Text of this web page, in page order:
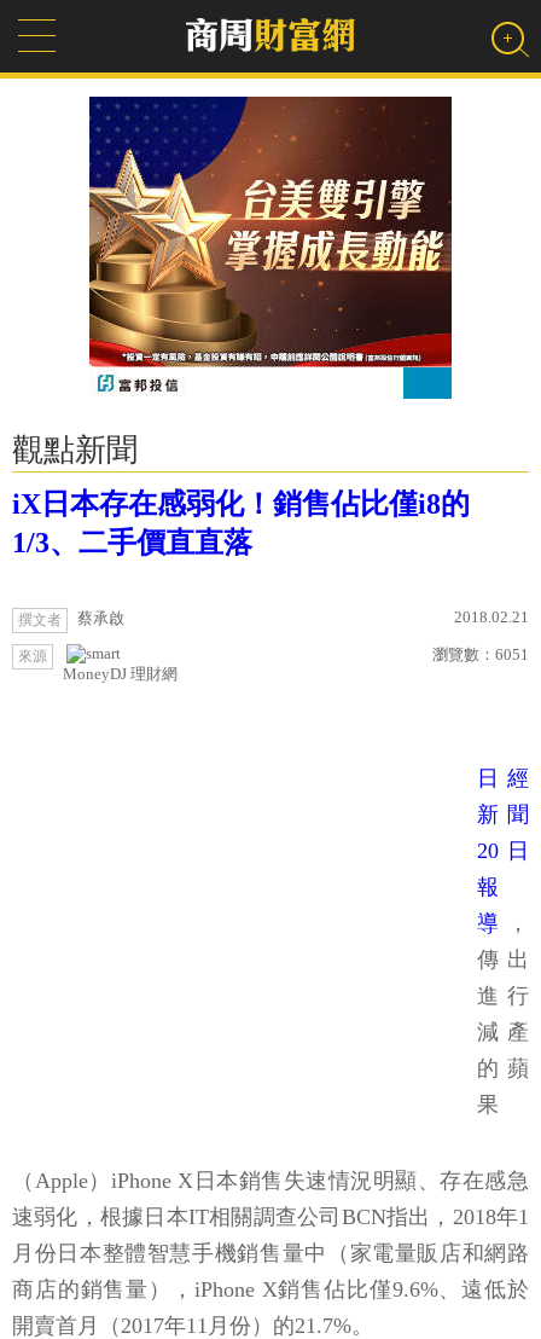
觀點新聞
iX日本存在感弱化！銷售佔比僅i8的
1/3、二手價直直落
撰文者 蔡承啟 2018.02.21
來源
MoneyDJ 理財網
瀏覽數： 6051
日經
新聞
20日
報
導
，
傳出
進行
減產
的蘋
果
（Apple）iPhone X日本銷售失速情況明顯、存在感急
速弱化，根據日本IT相關調查公司BCN指出，2018年1
月份日本整體智慧手機銷售量中（家電量販店和網路
商店的銷售量），iPhone X銷售佔比僅9.6%、遠低於
開賣首月（2017年11月份）的21.7%。